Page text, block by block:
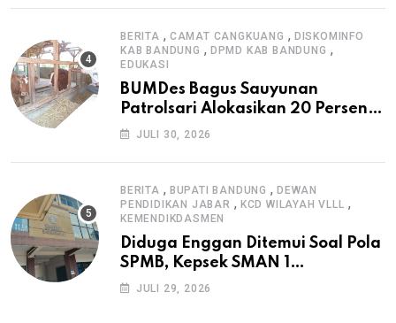
BERITA , CAMAT CANGKUANG , DISKOMINFO
KAB BANDUNG , DPMD KAB BANDUNG ,
EDUKASI
BUMDes Bagus Sauyunan
Patrolsari Alokasikan 20 Persen
Dana Desa untuk Ketahanan
JULI 30, 2026
BERITA , BUPATI BANDUNG ,DEWAN
PENDIDIKAN JABAR , KCD WILAYAH VLLL ,
KEMENDIKDASMEN
Diduga Enggan Ditemui Soal Pola
SPMB, Kepsek SMAN 1
Dayeuhkolot Dikeluhkan Orang
JULI 29, 2026